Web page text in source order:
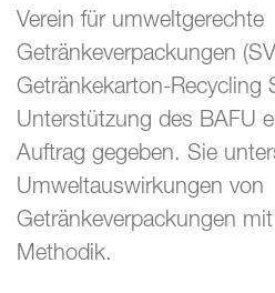
Verein für umweltgerechte
Getränkeverpackungen
Getränkekarton-Recycling
Unterstützung des BAFU
Auftrag gegeben. Sie
Umweltauswirkungen von
Getränkeverpackungen
Methodik.